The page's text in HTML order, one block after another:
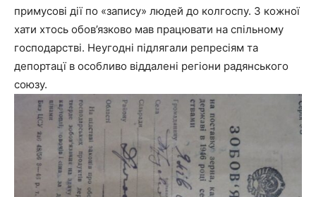
примусові дії по «запису» людей до колгоспу. З кожної
хати хтось обов’язково мав працювати на спільному
господарстві. Неугодні підлягали репресіям та
депортацї в особливо віддалені регіони радянського
союзу.